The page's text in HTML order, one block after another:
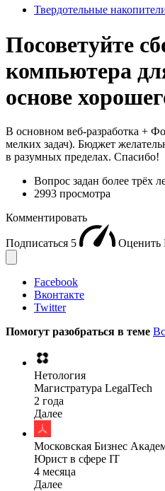
Твердотельные
Посоветуйте
компьютера
основе
В основном веб-разработка +
мелких задач). Бюджет
в разумных пределах. Спасибо!
Вопрос задан более трёх
2993 просмотра
Комментировать
Подписаться 5 Оценить
Facebook
Вконтакте
Twitter
Помогут разобраться в теме
Нетология
Магистратура LegalTech
2 года
Далее
Московская Бизнес
Юрист в сфере IT
4 месяца
Далее